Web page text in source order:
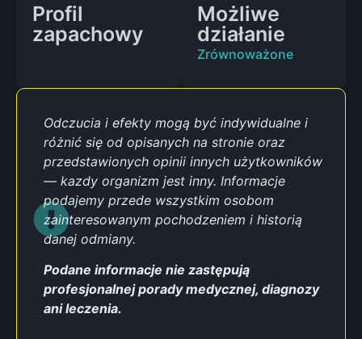
Profil
zapachowy
Możliwe
działanie
Zrównoważone
Odczucia i efekty mogą być indywidualne i
różnić się od opisanych na stronie oraz
przedstawionych opinii innych użytkowników
— kazdy organizm jest inny. Informacje
podajemy przede wszystkim osobom
zainteresowanym pochodzeniem i historią
danej odmiany.
Podane informacje nie zastępują
profesjonalnej porady medycznej, diagnozy
ani leczenia.